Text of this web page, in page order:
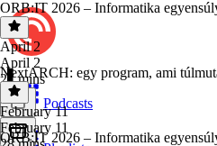
Podcasts
ORB:IT 2026 – Informatika
April 2
April 2
27 mins
NextARCH: egy program, ami
February 11
February 11
ORB:IT 2026 – Informatika